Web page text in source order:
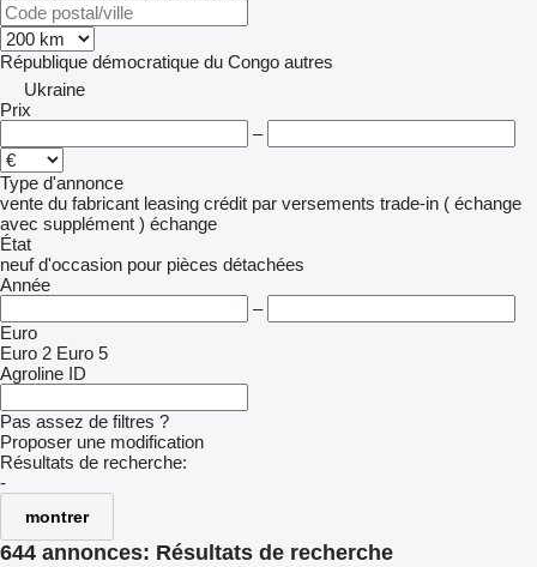
République démocratique du Congo autres
Ukraine
Prix
–
Type d'annonce
vente du fabricant leasing crédit par versements trade-in ( échange
avec supplément ) échange
État
neuf d'occasion pour pièces détachées
Année
–
Euro
Euro 2 Euro 5
Agroline ID
Pas assez de filtres ?
Proposer une modification
Résultats de recherche:
-
montrer
644 annonces: Résultats de recherche